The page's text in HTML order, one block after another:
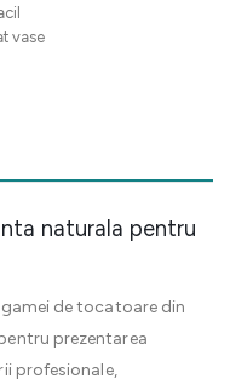
vase
naturala pentru
de tocatoare din
prezentarea
profesionale,